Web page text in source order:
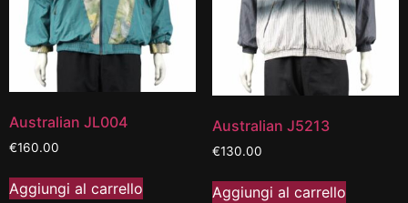
Australian JL004
€160.00
Aggiungi al carrello
Australian J5213
€130.00
Aggiungi al carrello